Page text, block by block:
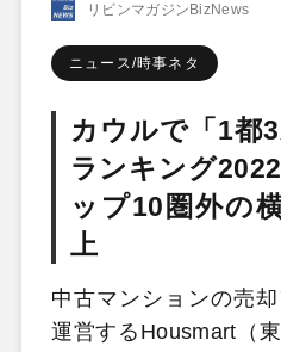
リビンマガジンBizNews
ニュース/時事ネタ
カウルで「1都
ランキング
ップ10圏外の
上
中古マンションの売
運営するHousmart（